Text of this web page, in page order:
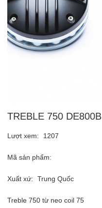
TREBLE 750 DE800B
Lượt xem: 1207
Mã sản phẩm:
Xuất xứ: Trung Quốc
Treble 750 từ neo coil 75